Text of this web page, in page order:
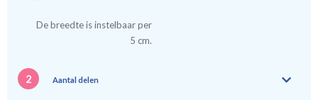
De breedte is instelbaar per
5 cm.
2 Aantal delen